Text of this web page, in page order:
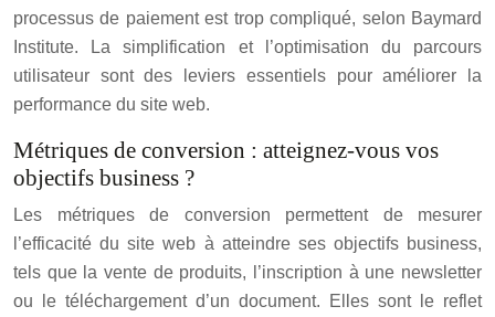
processus de paiement est trop compliqué, selon Baymard
Institute. La simplification et l’optimisation du parcours
utilisateur sont des leviers essentiels pour améliorer la
performance du site web.
Métriques de conversion : atteignez-vous vos
objectifs business ?
Les métriques de conversion permettent de mesurer
l’efficacité du site web à atteindre ses objectifs business,
tels que la vente de produits, l’inscription à une newsletter
ou le téléchargement d’un document. Elles sont le reflet